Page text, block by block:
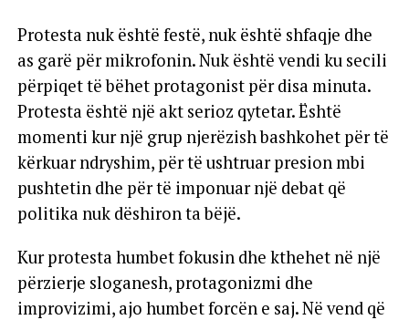
Protesta nuk është festë, nuk është shfaqje dhe
as garë për mikrofonin. Nuk është vendi ku secili
përpiqet të bëhet protagonist për disa minuta.
Protesta është një akt serioz qytetar. Është
momenti kur një grup njerëzish bashkohet për të
kërkuar ndryshim, për të ushtruar presion mbi
pushtetin dhe për të imponuar një debat që
politika nuk dëshiron ta bëjë.
Kur protesta humbet fokusin dhe kthehet në një
përzierje sloganesh, protagonizmi dhe
improvizimi, ajo humbet forcën e saj. Në vend që